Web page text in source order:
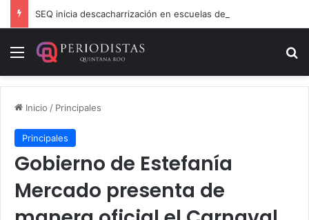
Menú
Inicio / Principales
Principales
Gobierno de Estefanía
Mercado presenta de